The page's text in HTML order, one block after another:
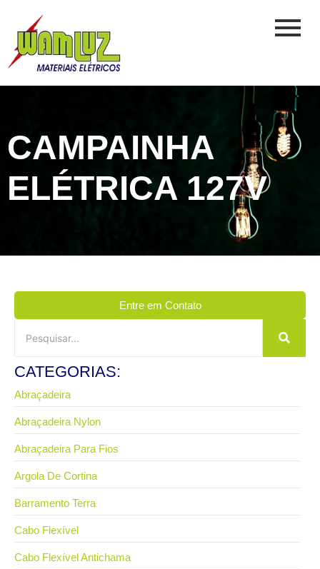
CAMPAINHA
ELÉTRICA 127V
Entre em Contato
CATEGORIAS:
Abraçadeira
Abraçadeira Nylon
Abraçadeira Para Fios
Argola De Cortina
Barramento Terra
Cabo Flexível
Cabo Flexível Antichama